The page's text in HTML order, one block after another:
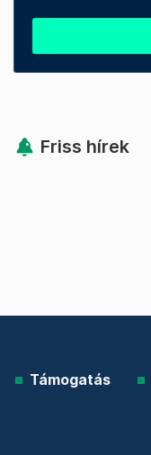
Friss hírek
Támogatás